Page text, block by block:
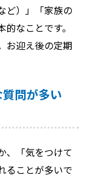
ど）」「家族の
なことです。
お迎え後の定期
問が多い
、「気をつけて
ることが多いで